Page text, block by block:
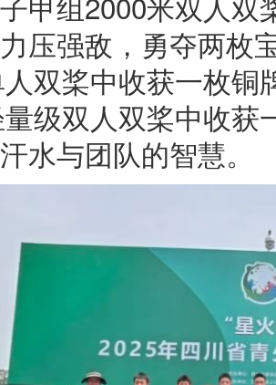
压强敌，勇夺两枚
双桨中收获一枚
级双人双桨中收
水与团队的智慧。